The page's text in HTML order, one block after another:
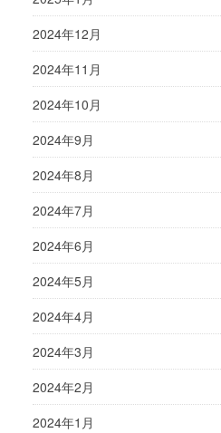
2024年12月
2024年11月
2024年10月
2024年9月
2024年8月
2024年7月
2024年6月
2024年5月
2024年4月
2024年3月
2024年2月
2024年1月